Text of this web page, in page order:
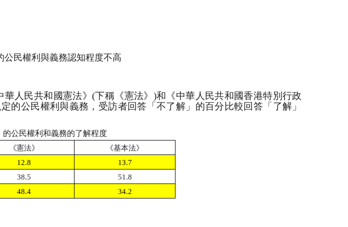
公民權利與義務認知程度不高
華人民共和國憲法》(下稱《憲法》 )和《中華人民共和國香港特別行政
定的公民權利與義務，受訪者回答「不了解」的百分比較回答「了解」
的公民權利和義務的了解程度
《憲法》
《基本法》
12.8
13.7
38.5
51.8
48.4 34.2